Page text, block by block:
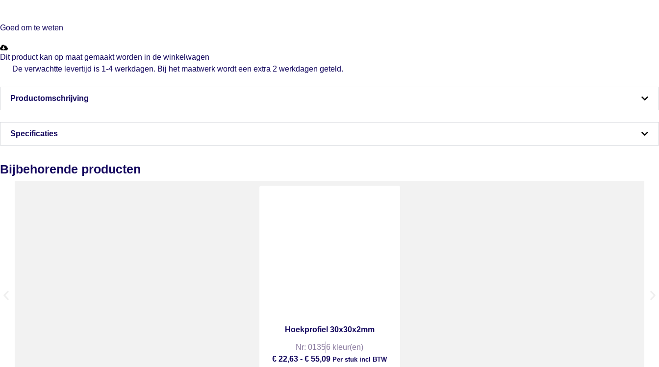
Goed om te weten
Dit product kan op maat gemaakt worden in de winkelwagen
De verwachtte levertijd is 1-4 werkdagen. Bij het maatwerk wordt een extra 2 werkdagen geteld.
Productomschrijving
Specificaties
Bijbehorende producten
Hoekprofiel 30x30x2mm
Nr: 01356 kleur(en)
€ 22,63 - € 55,09 Per stuk incl BTW